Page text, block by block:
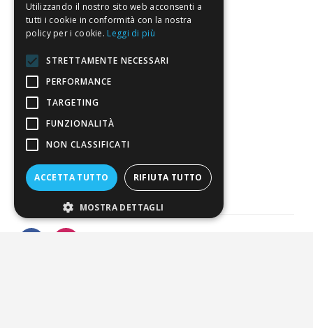
Pagamenti
Resi
4,7/5
Eccellente
3.818
Recensioni
Utilizzando il nostro sito web acconsenti a
tutti i cookie in conformità con la nostra
policy per i cookie. Leggi di più
STRETTAMENTE NECESSARI
PERFORMANCE
TARGETING
FUNZIONALITÀ
NON CLASSIFICATI
ACCETTA TUTTO RIFIUTA TUTTO
MOSTRA DETTAGLI